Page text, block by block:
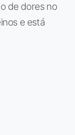
de dores no
e está